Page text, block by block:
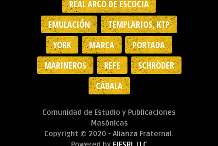
REAL ARCO DE ESCOCIA
EMULACIÓN
TEMPLARIOS, KTP
YORK
MARCA
PORTADA
MARINEROS
REFE
SCHRÖDER
CÁBALA
Comunidad de Estudio y Publicaciones
Masónicas
Copyright © 2020 - Alianza Fraternal.